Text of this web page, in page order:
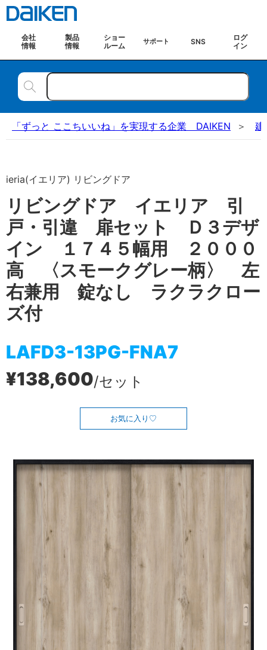
会社
情報
製品
情報
ショー
ルーム
サポート SNS
ログ
イン
「ずっと ここちいいね」を実現する企業 DAIKEN 建
ieria(イエリア) リビングドア
リビングドア イエリア 引
戸・引違 扉セット Ｄ３デザ
イン １７４５幅用 ２０００
高 〈スモークグレー柄〉 左
右兼用 錠なし ラクラクロー
ズ付
LAFD3-13PG-FNA7
¥138,600/セット
お気に入り